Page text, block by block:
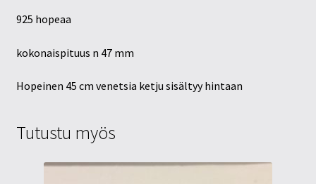
925 hopeaa
kokonaispituus n 47 mm
Hopeinen 45 cm venetsia ketju sisältyy hintaan
Tutustu myös